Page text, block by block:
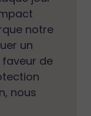
notre
un
de
nous